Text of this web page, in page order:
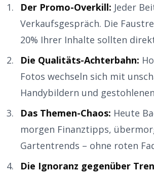
Der Promo-Overkill: Jeder
Verkaufsgespräch. Die
20% Ihrer Inhalte sollten
Die Qualitäts-Achterbahn:
Fotos wechseln sich mit
Handybildern und
Das Themen-Chaos: Heute
morgen Finanztipps,
Gartentrends – ohne roten
Die Ignoranz gegenüber